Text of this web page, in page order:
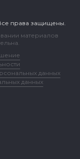
права защищены.
материалов
данных
данных